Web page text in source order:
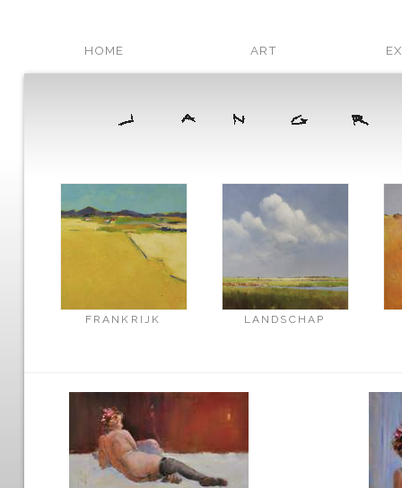
HOME ART
FRANKRIJK LANDSCHAP